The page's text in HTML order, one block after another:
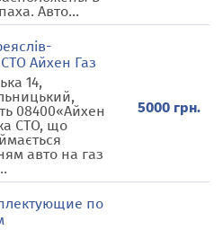
Авто...
Айхен Газ
14,
08400«Айхен
СТО, що
авто на газ
5000 грн.
по